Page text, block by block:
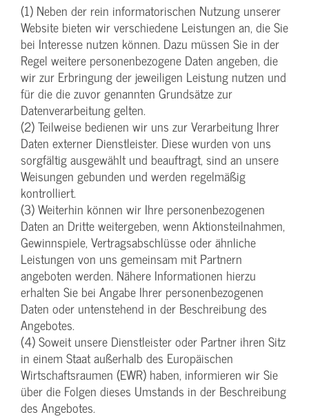
(1) Neben der rein informatorischen Nutzung unserer
Website bieten wir verschiedene Leistungen an, die Sie
bei Interesse nutzen können. Dazu müssen Sie in der
Regel weitere personenbezogene Daten angeben, die
wir zur Erbringung der jeweiligen Leistung nutzen und
für die die zuvor genannten Grundsätze zur
Datenverarbeitung gelten.
(2) Teilweise bedienen wir uns zur Verarbeitung Ihrer
Daten externer Dienstleister. Diese wurden von uns
sorgfältig ausgewählt und beauftragt, sind an unsere
Weisungen gebunden und werden regelmäßig
kontrolliert.
(3) Weiterhin können wir Ihre personenbezogenen
Daten an Dritte weitergeben, wenn Aktionsteilnahmen,
Gewinnspiele, Vertragsabschlüsse oder ähnliche
Leistungen von uns gemeinsam mit Partnern
angeboten werden. Nähere Informationen hierzu
erhalten Sie bei Angabe Ihrer personenbezogenen
Daten oder untenstehend in der Beschreibung des
Angebotes.
(4) Soweit unsere Dienstleister oder Partner ihren Sitz
in einem Staat außerhalb des Europäischen
Wirtschaftsraumen (EWR) haben, informieren wir Sie
über die Folgen dieses Umstands in der Beschreibung
des Angebotes.